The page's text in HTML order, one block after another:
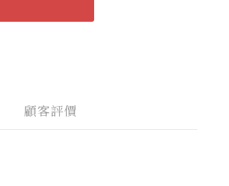
顧客評價